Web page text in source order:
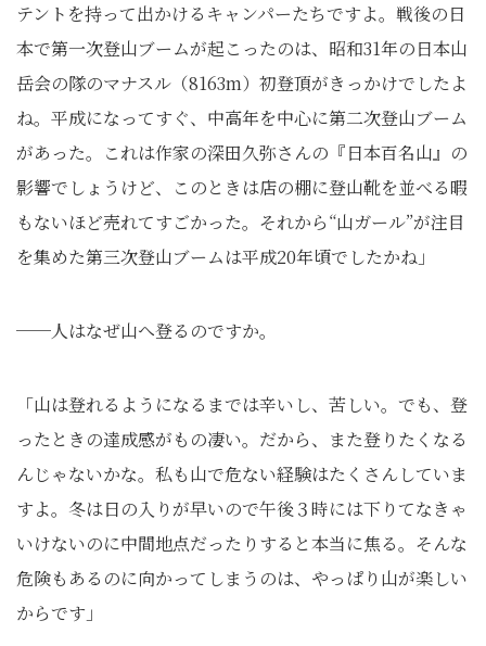
テントを持って出かけるキャンパーたちですよ。戦後の日
本で第一次登山ブームが起こったのは、昭和31年の日本山
岳会の隊のマナスル（8163m）初登頂がきっかけでしたよ
ね。平成になってすぐ、中高年を中心に第二次登山ブーム
があった。これは作家の深田久弥さんの『日本百名山』の
影響でしょうけど、このときは店の棚に登山靴を並べる暇
もないほど売れてすごかった。それから“山ガール”が注目
を集めた第三次登山ブームは平成20年頃でしたかね」
──人はなぜ山へ登るのですか。
「山は登れるようになるまでは辛いし、苦しい。でも、登
ったときの達成感がもの凄い。だから、また登りたくなる
んじゃないかな。私も山で危ない経験はたくさんしていま
すよ。冬は日の入りが早いので午後３時には下りてなきゃ
いけないのに中間地点だったりすると本当に焦る。そんな
危険もあるのに向かってしまうのは、やっぱり山が楽しい
からです」